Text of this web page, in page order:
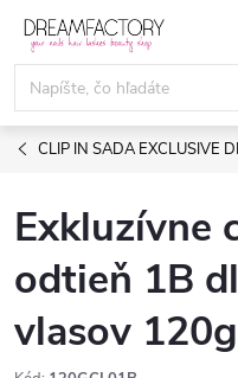
Prejsť
obsah
CLIP IN SADA EXCLUSIVE
Exkluzívne
odtieň 1B
vlasov 120g